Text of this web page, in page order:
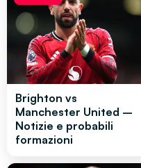
Brighton vs
Manchester United –
Notizie e probabili
formazioni